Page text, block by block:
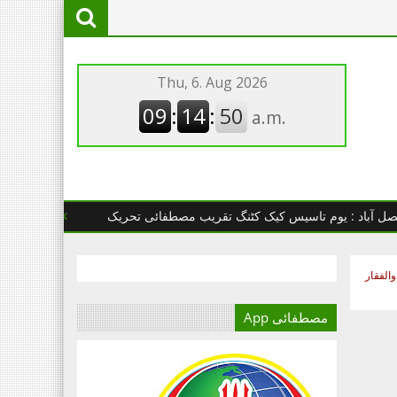
: یوم تاسیس کیک کٹنگ تقریب مصطفائی تحریک چھانگا مانگا :
مصطفائی App